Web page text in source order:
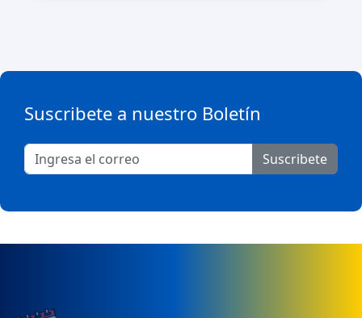
Suscribete a nuestro Boletín
Suscribete